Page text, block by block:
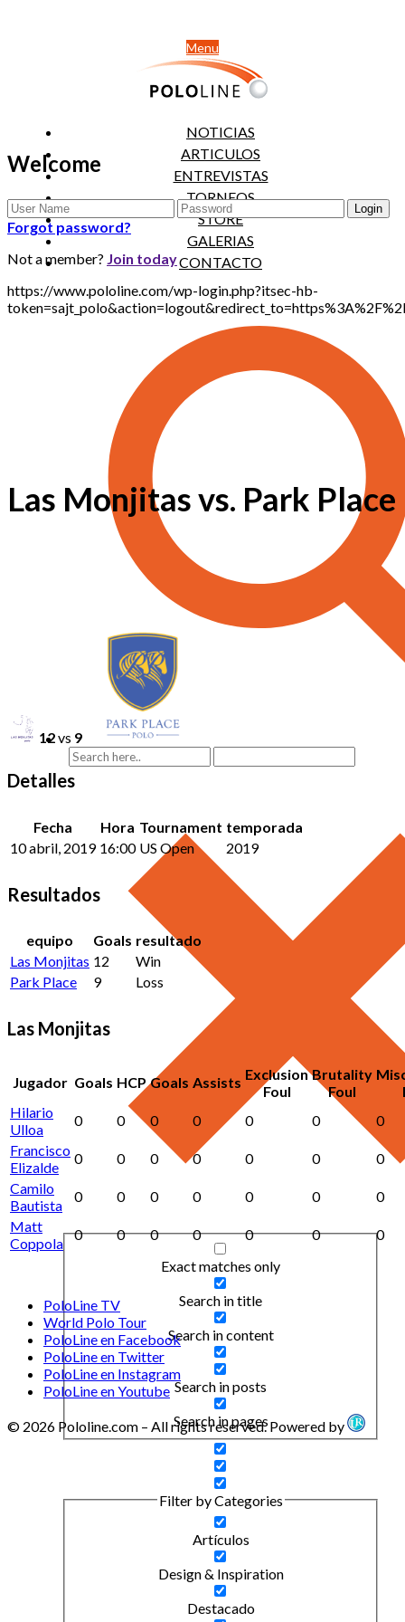
Menu
NOTICIAS
ARTICULOS
ENTREVISTAS
TORNEOS
STORE
GALERIAS
CONTACTO
Exact matches only
Search in title
Search in content
Search in posts
Search in pages
Filter by Categories
Artículos
Design & Inspiration
Destacado
Welcome
Forgot password?
Not a member? Join today
https://www.pololine.com/wp-login.php?itsec-hb-
Las Monjitas vs. Park Place
12vs 9
Detalles
Fecha Hora Tournament temporada
10 abril, 2019 16:00 US Open 2019
Resultados
equipo Goals resultado
Las Monjitas 12
Win
Park Place
9 Loss
Las Monjitas
Jugador Goals HCP Goals Assists Exclusion
Foul
Brutality
Foul
Hilario
Ulloa
0 0 0 0 0 0
0
Francisco
Elizalde
0 0 0 0 0 0
0
Camilo
Bautista
0 0 0 0 0 0
0
Matt
Coppola
0 0 0 0 0 0 0
PoloLine TV
World Polo Tour
PoloLine en Facebook
PoloLine en Twitter
PoloLine en Instagram
PoloLine en Youtube
© 2026 Pololine.com – All rights reserved. Powered by